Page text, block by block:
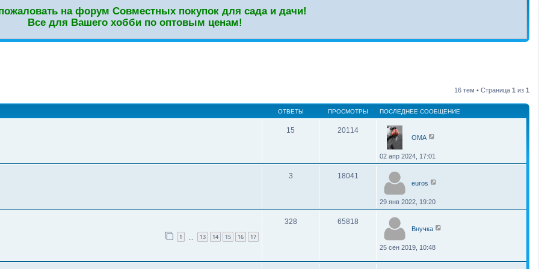
на форум Совместных покупок для сада и дачи!
Все для Вашего хобби по оптовым ценам!
16 тем • Страница 1 из 1
ОТВЕТЫ ПРОСМОТРЫ ПОСЛЕДНЕЕ СООБЩЕНИЕ
15 20114
OMA
02 апр 2024, 17:01
3 18041
euros
29 янв 2022, 19:20
1 13 14 15 16 17
328 65818
Внучка
25 сен 2019, 10:48